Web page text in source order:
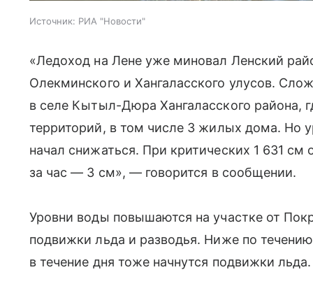
Источник: РИА "Новости"
«Ледоход на Лене уже миновал Ленский
Олекминского и Хангаласского улусов.
в селе Кытыл-Дюра Хангаласского района,
территорий, в том числе 3 жилых дома. Но
начал снижаться. При критических 1 631 см
за час — 3 см», — говорится в сообщении.
Уровни воды повышаются на участке от
подвижки льда и разводья. Ниже по
в течение дня тоже начнутся подвижки льда.